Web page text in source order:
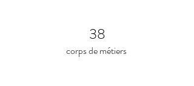
38
corps de métiers